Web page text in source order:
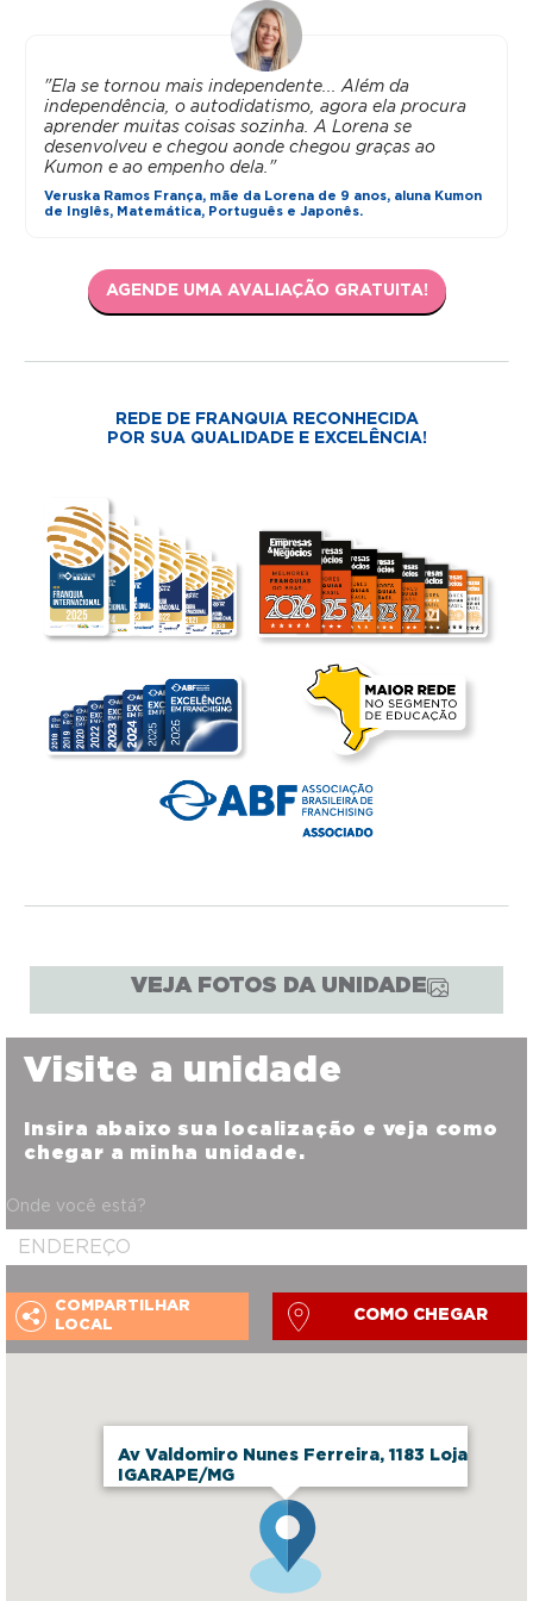
"Ela se tornou mais independente... Além da
independência, o autodidatismo, agora ela procura
aprender muitas coisas sozinha. A Lorena se
desenvolveu e chegou aonde chegou graças ao
Kumon e ao empenho dela."
Veruska Ramos França, mãe da Lorena de 9 anos, aluna Kumon
de Inglês, Matemática, Português e Japonês.
AGENDE UMA AVALIAÇÃO GRATUITA!
REDE DE FRANQUIA RECONHECIDA
POR SUA QUALIDADE E EXCELÊNCIA!
VEJA FOTOS DA UNIDADE
Av Valdomiro Nunes Ferreira, 1183 Loja
IGARAPE/MG
Visite a unidade
Insira abaixo sua localização e veja como
chegar a minha unidade.
Onde você está?
COMPARTILHAR
LOCAL
COMO CHEGAR